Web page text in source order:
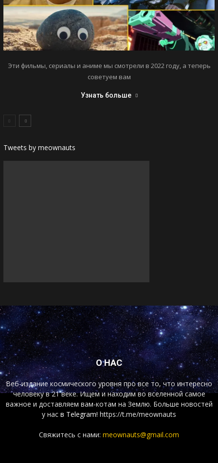
Эти фильмы, сериалы и аниме мы смотрели в 2022 году, а теперь
советуем вам
Узнать больше
Tweets by meownauts
О НАС
Веб-издание космического уровня про все то, что интересно
человеку в 21 веке. Ищем и находим во вселенной самое
важное и доставляем вам-котам на Землю. Больше новостей
у нас в Telegram! https://t.me/meownauts
Свяжитесь с нами: meownauts@gmail.com